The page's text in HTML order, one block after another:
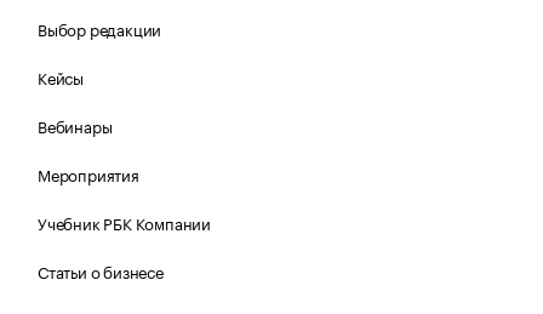
Выбор редакции
Кейсы
Вебинары
Мероприятия
Учебник РБК Компании
Статьи о бизнесе